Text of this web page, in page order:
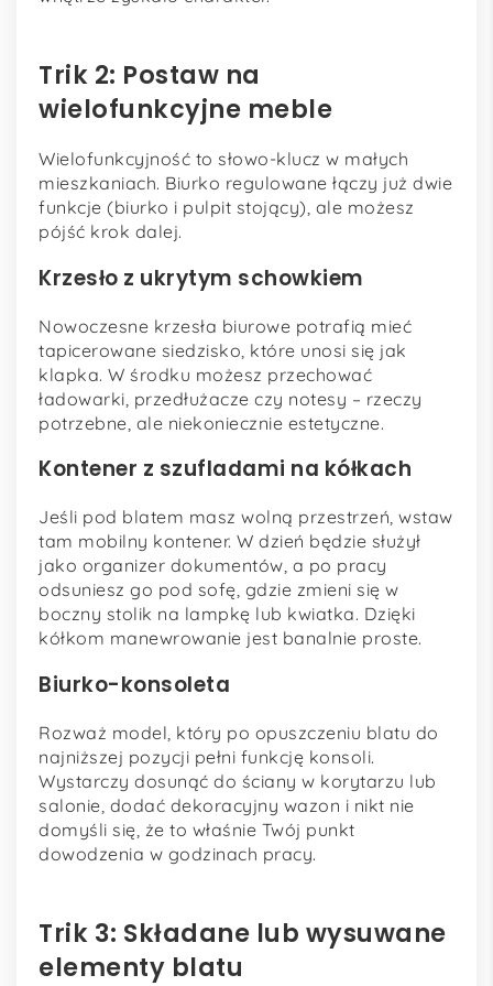
Trik 2: Postaw na
wielofunkcyjne meble
Wielofunkcyjność to słowo-klucz w małych
mieszkaniach. Biurko regulowane łączy już dwie
funkcje (biurko i pulpit stojący), ale możesz
pójść krok dalej.
Krzesło z ukrytym schowkiem
Nowoczesne krzesła biurowe potrafią mieć
tapicerowane siedzisko, które unosi się jak
klapka. W środku możesz przechować
ładowarki, przedłużacze czy notesy – rzeczy
potrzebne, ale niekoniecznie estetyczne.
Kontener z szufladami na kółkach
Jeśli pod blatem masz wolną przestrzeń, wstaw
tam mobilny kontener. W dzień będzie służył
jako organizer dokumentów, a po pracy
odsuniesz go pod sofę, gdzie zmieni się w
boczny stolik na lampkę lub kwiatka. Dzięki
kółkom manewrowanie jest banalnie proste.
Biurko-konsoleta
Rozważ model, który po opuszczeniu blatu do
najniższej pozycji pełni funkcję konsoli.
Wystarczy dosunąć do ściany w korytarzu lub
salonie, dodać dekoracyjny wazon i nikt nie
domyśli się, że to właśnie Twój punkt
dowodzenia w godzinach pracy.
Trik 3: Składane lub wysuwane
elementy blatu